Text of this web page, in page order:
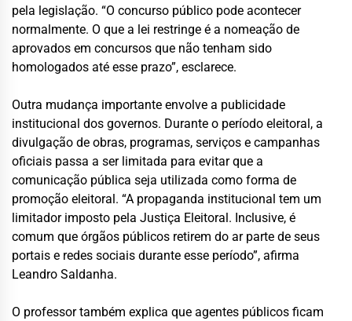
pela legislação. “O concurso público pode acontecer
normalmente. O que a lei restringe é a nomeação de
aprovados em concursos que não tenham sido
homologados até esse prazo”, esclarece.
Outra mudança importante envolve a publicidade
institucional dos governos. Durante o período eleitoral, a
divulgação de obras, programas, serviços e campanhas
oficiais passa a ser limitada para evitar que a
comunicação pública seja utilizada como forma de
promoção eleitoral. “A propaganda institucional tem um
limitador imposto pela Justiça Eleitoral. Inclusive, é
comum que órgãos públicos retirem do ar parte de seus
portais e redes sociais durante esse período”, afirma
Leandro Saldanha.
O professor também explica que agentes públicos ficam